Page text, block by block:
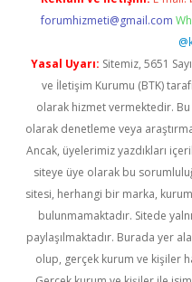
forumhizmeti@gmail.com
Yasal Uyarı: Sitemiz, 5651
ve İletişim Kurumu (BTK)
olarak hizmet vermektedir.
olarak denetleme veya
Ancak, üyelerimiz yazdıkları
siteye üye olarak bu
sitesi, herhangi bir marka,
bulunmamaktadır. Sitede
paylaşılmaktadır. Burada yer
olup, gerçek kurum ve kişiler